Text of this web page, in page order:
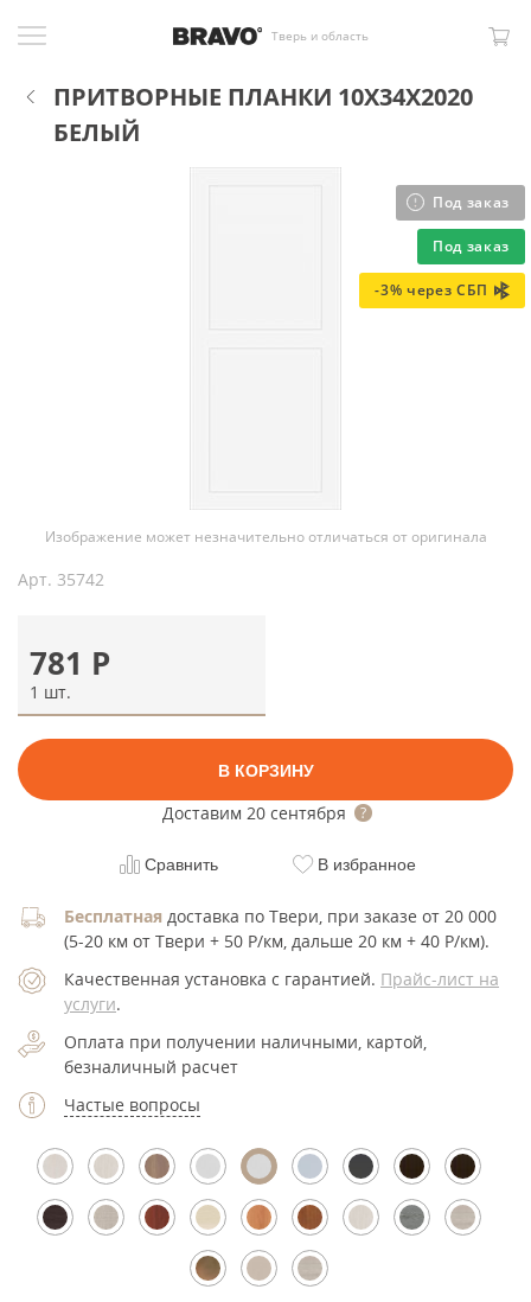
Тверь и область
ПРИТВОРНЫЕ ПЛАНКИ 10X34X2020
БЕЛЫЙ
Под заказ
Под заказ
-3% через СБП
Изображение может незначительно отличаться от оригинала
Арт. 35742
781 Р
1 шт.
В КОРЗИНУ
Доставим 20 сентября
Сравнить В избранное
Бесплатная доставка по Твери, при заказе от 20 000
(5-20 км от Твери + 50 Р/км, дальше 20 км + 40 Р/км).
Качественная установка с гарантией. Прайс-лист на
услуги.
Оплата при получении наличными, картой,
безналичный расчет
Частые вопросы